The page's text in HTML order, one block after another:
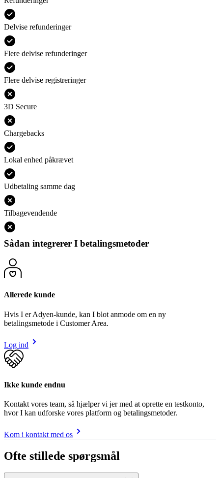
Delvise refunderinger
Flere delvise refunderinger
Flere delvise registreringer
3D Secure
Chargebacks
Lokal enhed påkrævet
Udbetaling samme dag
Tilbagevendende
Sådan integrerer I betalingsmetoder
Allerede kunde
Hvis I er Adyen-kunde, kan I blot anmode om en ny
betalingsmetode i Customer Area.
Log ind
Ikke kunde endnu
Kontakt vores team, så hjælper vi jer med at oprette en testkonto,
hvor I kan udforske vores platform og betalingsmetoder.
Kom i kontakt med os
Ofte stillede spørgsmål